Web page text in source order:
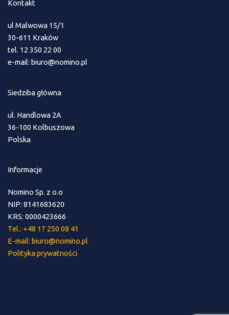
Kontakt
ul Malwowa 15/1
30-611 Kraków
tel. 12 350 22 00
e-mail: biuro@nomino.pl
Siedziba główna
ul. Handlowa 2A
36-100 Kolbuszowa
Polska
Informacje
Nomino Sp. z o.o
NIP: 8141683620
KRS: 0000423666
Tel.: +48 17 250 08 41
E-mail: biuro@nomino.pl
Polityka prywatności